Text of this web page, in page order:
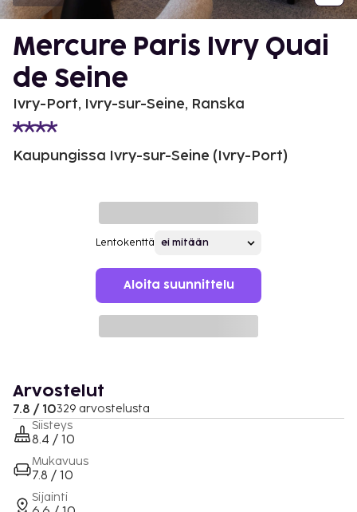
Mercure Paris Ivry Quai
de Seine
Ivry-Port, Ivry-sur-Seine, Ranska
Kaupungissa Ivry-sur-Seine (Ivry-Port)
Lentokenttä
Aloita suunnittelu
Arvostelut
7.8 / 10329 arvostelusta
Siisteys
8.4 / 10
Mukavuus
7.8 / 10
Sijainti